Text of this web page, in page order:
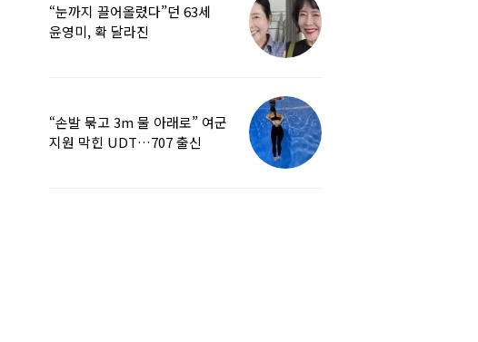
“눈까지 끌어올렸다”던 63세
윤영미, 확 달라진
“손발 묶고 3m 물 아래로” 여군
지원 막힌 UDT…707 출신